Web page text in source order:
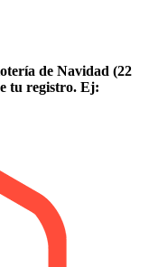
de Navidad (22
tu registro. Ej: